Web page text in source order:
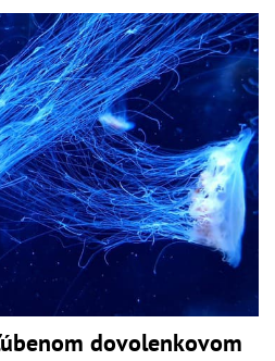
dovolenkovom